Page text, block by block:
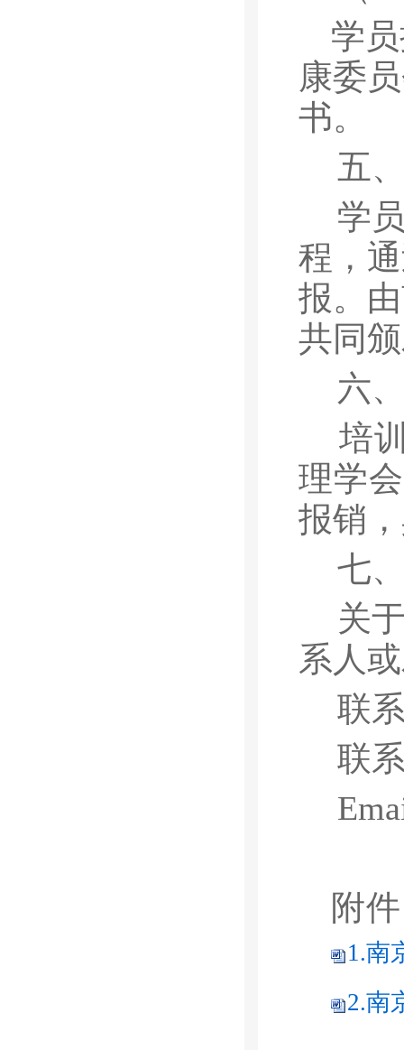
学
康委
书。
五
学
程，
报。
共同
六
培
理学
报销
七
关
系人
联
联
附
1.南
2.南